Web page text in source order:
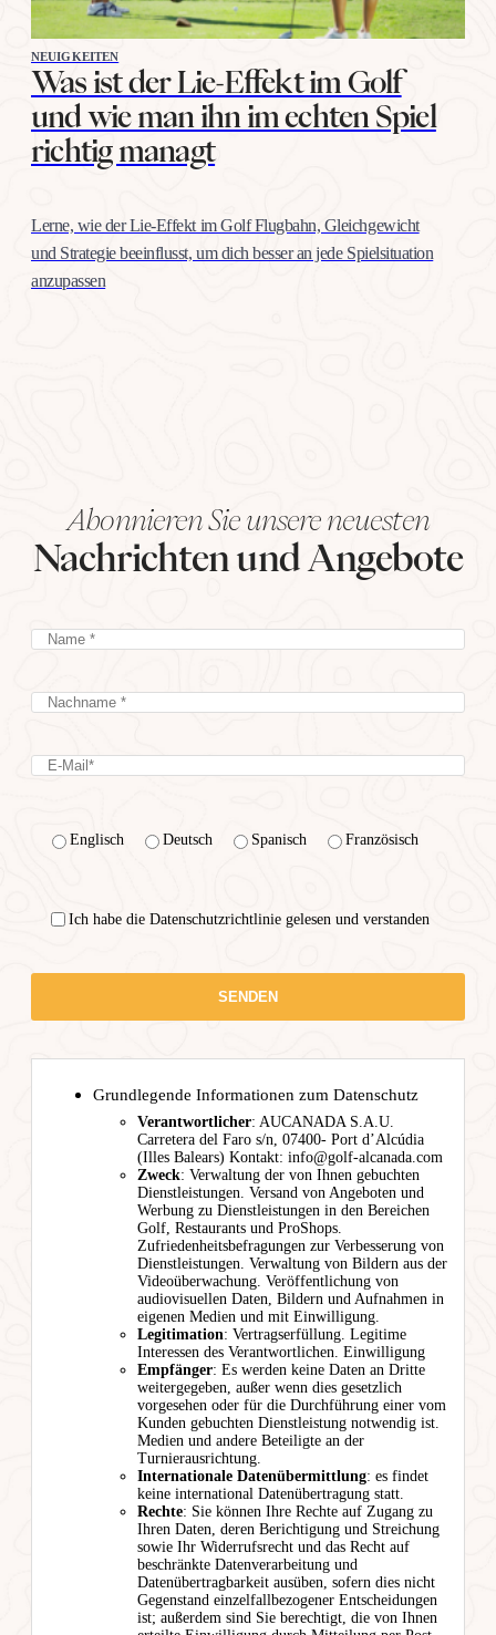
NEUIGKEITEN
Was ist der Lie-Effekt im Golf
und wie man ihn im echten Spiel
richtig managt
Lerne, wie der Lie-Effekt im Golf Flugbahn, Gleichgewicht
und Strategie beeinflusst, um dich besser an jede Spielsituation
anzupassen
Abonnieren Sie unsere neuesten
Nachrichten und Angebote
Englisch Deutsch Spanisch Französisch
Ich habe die Datenschutzrichtlinie gelesen und verstanden
Grundlegende Informationen zum Datenschutz
Verantwortlicher: AUCANADA S.A.U.
Carretera del Faro s/n, 07400- Port d’Alcúdia
(Illes Balears) Kontakt: info@golf-alcanada.com
Zweck: Verwaltung der von Ihnen gebuchten
Dienstleistungen. Versand von Angeboten und
Werbung zu Dienstleistungen in den Bereichen
Golf, Restaurants und ProShops.
Zufriedenheitsbefragungen zur Verbesserung von
Dienstleistungen. Verwaltung von Bildern aus der
Videoüberwachung. Veröffentlichung von
audiovisuellen Daten, Bildern und Aufnahmen in
eigenen Medien und mit Einwilligung.
Legitimation: Vertragserfüllung. Legitime
Interessen des Verantwortlichen. Einwilligung
Empfänger: Es werden keine Daten an Dritte
weitergegeben, außer wenn dies gesetzlich
vorgesehen oder für die Durchführung einer vom
Kunden gebuchten Dienstleistung notwendig ist.
Medien und andere Beteiligte an der
Turnierausrichtung.
Internationale Datenübermittlung: es findet
keine international Datenübertragung statt.
Rechte: Sie können Ihre Rechte auf Zugang zu
Ihren Daten, deren Berichtigung und Streichung
sowie Ihr Widerrufsrecht und das Recht auf
beschränkte Datenverarbeitung und
Datenübertragbarkeit ausüben, sofern dies nicht
Gegenstand einzelfallbezogener Entscheidungen
ist; außerdem sind Sie berechtigt, die von Ihnen